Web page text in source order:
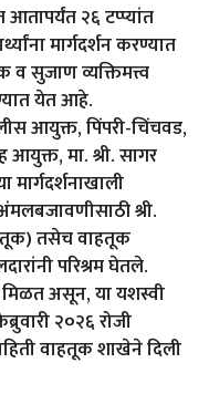
२६ टप्प्यांत
मार्गदर्शन करण्यात
व सुजाण व्यक्तिमत्त्व
येत आहे.
आयुक्त, पिंपरी-चिंचवड,
आयुक्त, मा. श्री. सागर
श्री.
तसेच वाहतूक
परिश्रम घेतले.
मिळत असून, या यशस्वी
२०२६ रोजी
वाहतूक शाखेने दिली